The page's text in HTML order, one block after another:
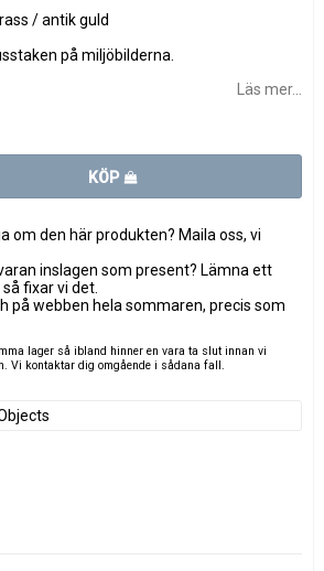
/ antik guld
på miljöbilderna.
Läs mer...
KÖP
om den här produkten? Maila oss, vi
inslagen som present? Lämna ett
fixar vi det.
på webben hela sommaren, precis som
lager så ibland hinner en vara ta slut innan vi
Vi kontaktar dig omgående i sådana fall.